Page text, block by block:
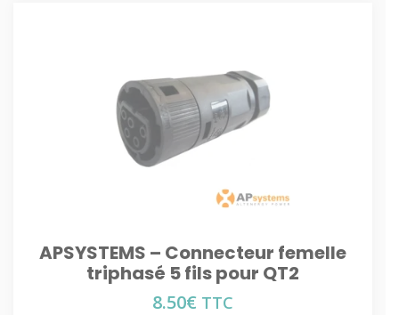
APSYSTEMS – Connecteur femelle
triphasé 5 fils pour QT2
8.50€ TTC